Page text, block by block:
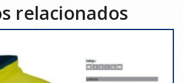
relacionados